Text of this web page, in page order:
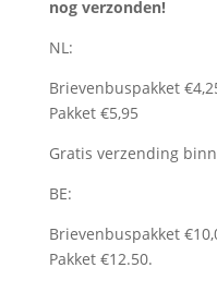
nog verzonden!
NL:
Brievenbuspakket
Pakket €5,95
Gratis verzending
BE:
Brievenbuspakket
Pakket €12.50.